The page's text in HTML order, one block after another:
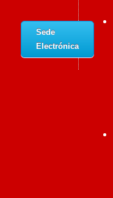
Sede
Electrónica